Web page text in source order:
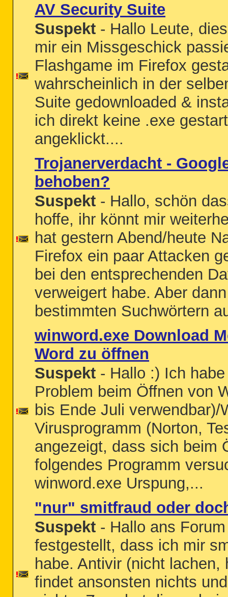
AV Security Suite
Suspekt - Hallo Leute,
mir ein Missgeschick
Flashgame im Firefox
wahrscheinlich in der
Suite gedownloaded &
ich direkt keine .exe
angeklickt....
Trojanerverdacht -
behoben?
Suspekt - Hallo, schön
hoffe, ihr könnt mir
hat gestern Abend/heute
Firefox ein paar Attacken
bei den entsprechenden
verweigert habe. Aber
bestimmten Suchwörtern
winword.exe Download
Word zu öffnen
Suspekt - Hallo :) Ich
Problem beim Öffnen von
bis Ende Juli verwendbar)/
Virusprogramm (Norton,
angezeigt, dass sich beim
folgendes Programm
winword.exe Urspung,...
"nur" smitfraud oder
Suspekt - Hallo ans
festgestellt, dass ich mir
habe. Antivir (nicht lachen,
findet ansonsten nichts